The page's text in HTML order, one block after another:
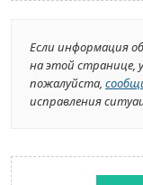
Если информация
на этой странице,
пожалуйста,
исправления